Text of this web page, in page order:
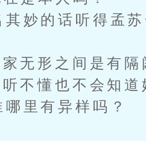
的话听得孟苏
形之间是有隔
不懂也不会知道
里有异样吗？